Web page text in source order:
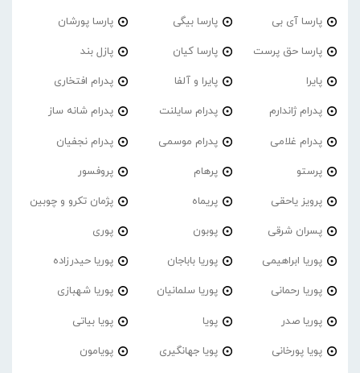
پارسا آی بی پارسا بیگی پارسا پورشان
پارسا حق پرست پارسا کیان پازل بند
پایرا پایرا و آلفا پدرام افتخاری
پدرام ژاندارم پدرام‌ سایلنت پدرام شانه ساز
پدرام غلامی پدرام موسمی پدرام نجفیان
پرستو پرهام پروفسور
پرویز یاحقی پریماه پژمان تکرو و چوبین
پسران شرقی پوبون پوری
پوریا ابراهیمی پوریا باباجان پوریا حیدرزاده
پوریا رحمانی پوریا سلمانیان پوریا شهبازی
پوریا صدر پویا پویا بیاتی
پویا پورخانی پویا جهانگیری پویامون